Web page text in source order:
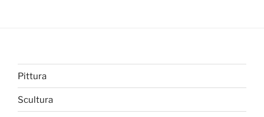
Pittura
Scultura